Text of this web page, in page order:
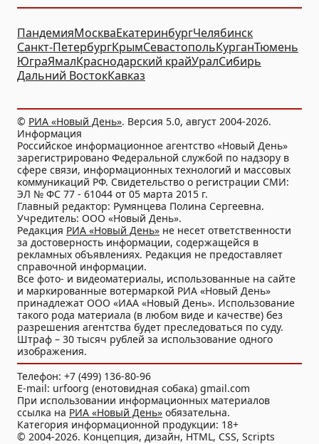
ПандемияМоскваЕкатеринбургЧелябинск
Санкт-ПетербургКрымСевастопольКурганТюмень
ЮграЯмалКраснодарский крайУралСибирь
Дальний ВостокКавказ
© РИА «Новый День». Версия 5.0, август 2004-2026.
Информация
Российское информационное агентство «Новый День»
зарегистрировано Федеральной службой по надзору в
сфере связи, информационных технологий и массовых
коммуникаций РФ. Свидетельство о регистрации СМИ:
ЭЛ № ФС 77 - 61044 от 05 марта 2015 г.
Главный редактор: Румянцева Полина Сергеевна.
Учредитель: ООО «Новый День».
Редакция РИА «Новый День» не несет ответственности
за достоверность информации, содержащейся в
рекламных объявлениях. Редакция не предоставляет
справочной информации.
Все фото- и видеоматериалы, использованные на сайте
и маркированные вотермаркой РИА «Новый День»
принадлежат ООО «ИАА «Новый День». Использование
такого рода материала (в любом виде и качестве) без
разрешения агентства будет преследоваться по суду.
Штраф – 30 тысяч рублей за использование одного
изображения.
Телефон: +7 (499) 136-80-96
E-mail: urfoorg (енотовидная собака) gmail.com
При использовании информационных материалов
ссылка на РИА «Новый День» обязательна.
Категория информационной продукции: 18+
© 2004-2026. Концепция, дизайн, HTML, CSS, Scripts